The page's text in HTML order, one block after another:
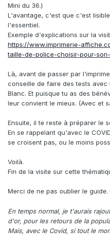
Mini du 36.)
L'avantage, c'est que c'est
l'essentiel.
Exemple d'explications sur la
https://www.imprimerie-
taille-de-police-choisir-pour-
Là, avant de passer par
conseille de faire des tests avec
Blanc. Et puisque tu as des
leur convient le mieux. (Avec et
Ensuite, il te reste à préparer le
En se rappelant qu'avec le
se croisent pas, ou le moins
Voilà.
Fin de la visite sur cette
Merci de ne pas oublier le guide.
En temps normal, je t'aurais
d'or, pour les retours de la
Mais, avec le Covid, si tout le